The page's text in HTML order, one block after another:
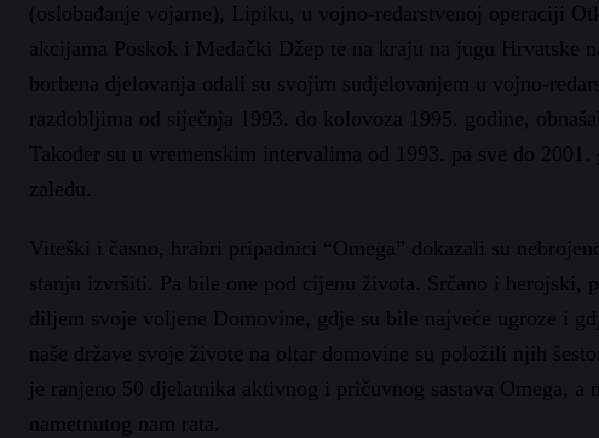
(oslobađanje vojarne), Lipiku, u vojno-redarstvenoj operaciji
akcijama Poskok i Medački Džep te na kraju na jugu Hrvatske
borbena djelovanja odali su svojim sudjelovanjem u vojno-
razdobljima od siječnja 1993. do kolovoza 1995. godine,
Također su u vremenskim intervalima od 1993. pa sve do
zaleđu.
Viteški i časno, hrabri pripadnici “Omega” dokazali su
stanju izvršiti. Pa bile one pod cijenu života. Srčano i herojski,
diljem svoje voljene Domovine, gdje su bile najveće ugroze i
naše države svoje živote na oltar domovine su položili njih
je ranjeno 50 djelatnika aktivnog i pričuvnog sastava Omega,
nametnutog nam rata.